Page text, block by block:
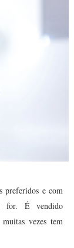
preferidos e com
for. É vendido
vezes tem